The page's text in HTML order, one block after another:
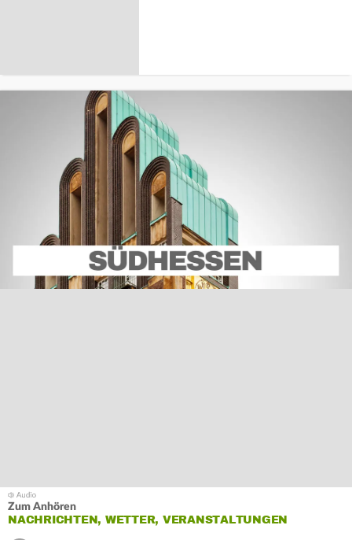
Zum Anhören
NACHRICHTEN, WETTER, VERANSTALTUNGEN